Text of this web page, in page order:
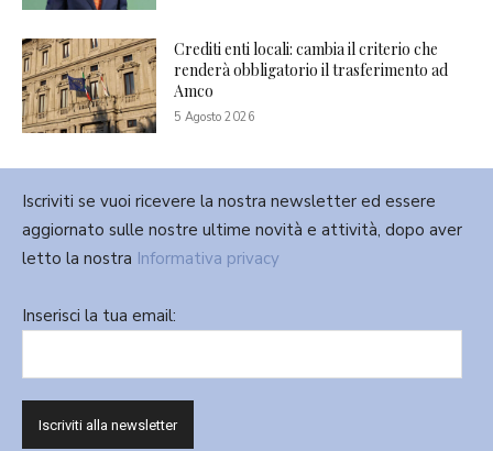
Crediti enti locali: cambia il criterio che
renderà obbligatorio il trasferimento ad
Amco
5 Agosto 2026
Iscriviti se vuoi ricevere la nostra newsletter ed essere
aggiornato sulle nostre ultime novità e attività, dopo aver
letto la nostra Informativa privacy
Inserisci la tua email: